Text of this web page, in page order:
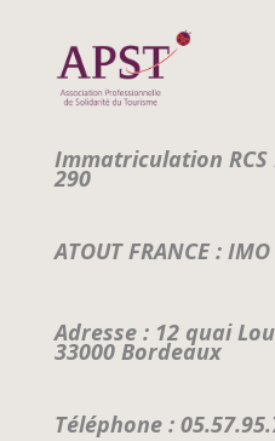
Immatriculation RCS
290
ATOUT FRANCE :
Adresse : 12 quai
33000 Bordeaux
Téléphone :